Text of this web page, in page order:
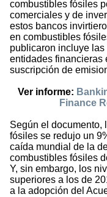
combustibles fósiles
comerciales y de
estos bancos
en combustibles
publicaron incluye
entidades financieras
suscripción de
Ver informe:
Finance
Según el documento,
fósiles se redujo un
caída mundial de la
combustibles fósiles
Y, sin embargo, los
superiores a los de
a la adopción del